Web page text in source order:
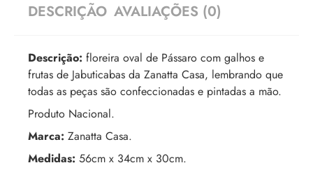
DESCRIÇÃO AVALIAÇÕES (0)
Descrição: floreira oval de Pássaro com galhos e
frutas de Jabuticabas da Zanatta Casa, lembrando que
todas as peças são confeccionadas e pintadas a mão.
Produto Nacional.
Marca: Zanatta Casa.
Medidas: 56cm x 34cm x 30cm.